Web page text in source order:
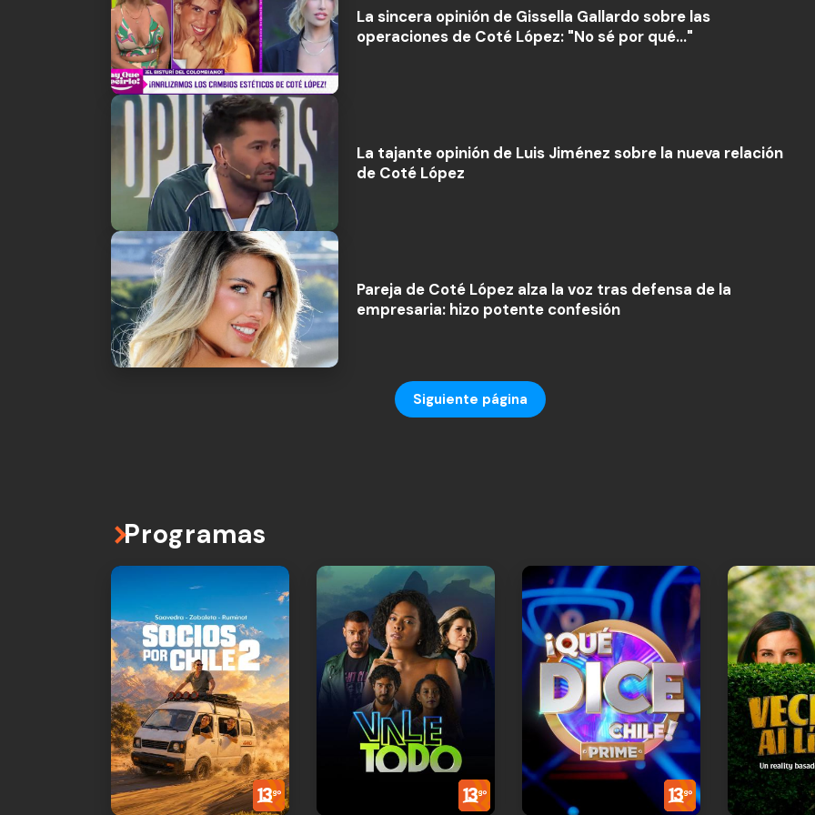
La sincera opinión de Gissella Gallardo sobre las
operaciones de Coté López: "No sé por qué..."
La tajante opinión de Luis Jiménez sobre la nueva relación
de Coté López
Pareja de Coté López alza la voz tras defensa de la
empresaria: hizo potente confesión
Siguiente página
Programas